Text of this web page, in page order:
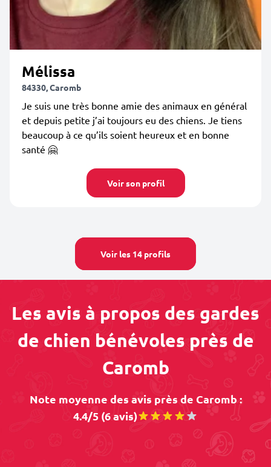
Mélissa
84330, Caromb
Je suis une très bonne amie des animaux en général
et depuis petite j’ai toujours eu des chiens. Je tiens
beaucoup à ce qu’ils soient heureux et en bonne
santé 🤗
Voir son profil
Voir les 14 profils
Les avis à propos des gardes
de chien bénévoles près de
Caromb
Note moyenne des avis près de Caromb :
4.4/5 (6 avis)